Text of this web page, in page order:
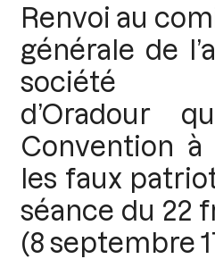
Renvoi au
générale de
société
d’Oradour
Convention
les faux
séance du 22
(8 septembre